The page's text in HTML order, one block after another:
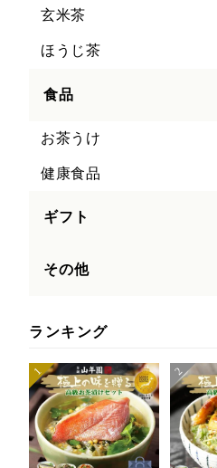
玄米茶
ほうじ茶
食品
お茶うけ
健康食品
ギフト
その他
ランキング